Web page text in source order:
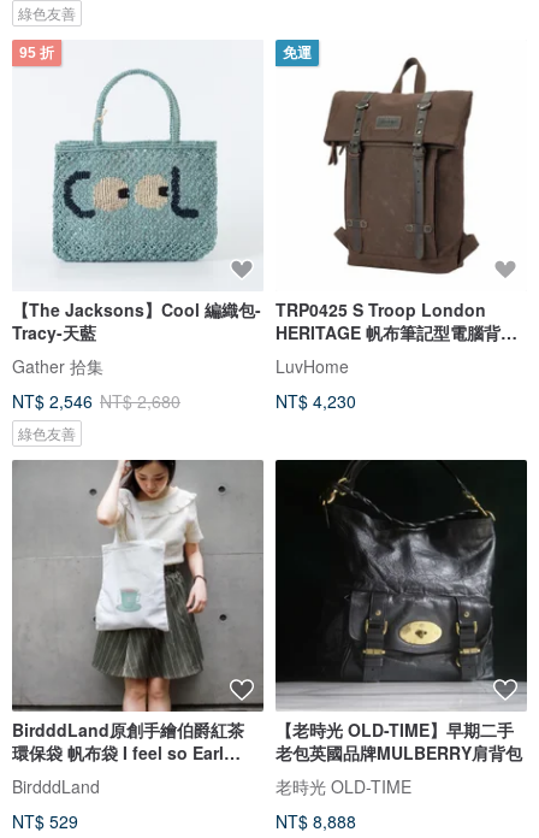
綠色友善
95 折
【The Jacksons】Cool 編織包-
Tracy-天藍
Gather 拾集
NT$ 2,546 NT$ 2,680
綠色友善
免運
TRP0425 S Troop London
HERITAGE 帆布筆記型電腦背包
(3色可選)
LuvHome
NT$ 4,230
BirdddLand原創手繪伯爵紅茶
環保袋 帆布袋 I feel so Earl
Grey
BirdddLand
NT$ 529
【老時光 OLD-TIME】早期二手
老包英國品牌MULBERRY肩背包
老時光 OLD-TIME
NT$ 8,888